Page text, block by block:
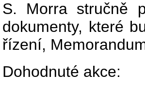
S. Morra stručně
dokumenty, které
řízení,
Dohodnuté akce: